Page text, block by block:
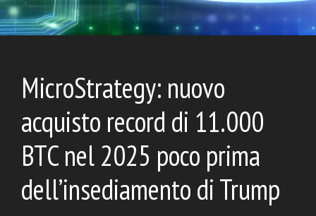
MicroStrategy: nuovo
acquisto record di 11.000
BTC nel 2025 poco prima
dell’insediamento di Trump